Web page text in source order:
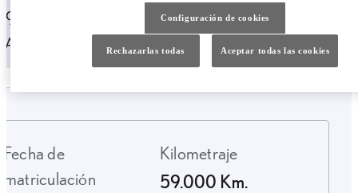
€ /mes
49 mesesEntrada: 5700,00 €
10,17%
Última cuota: 6673,01 €
Fecha de
matriculación
Kilometraje
59.000 Km.
Configuración de cookies
Rechazarlas todas Aceptar todas las cookies